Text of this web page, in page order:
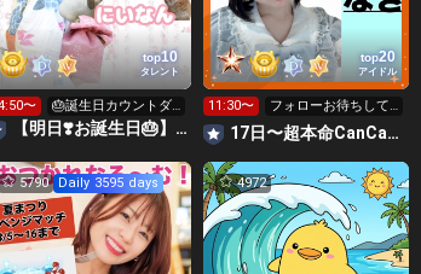
top10
タレント
〜
🎂誕生日カウントダ
ウン🎂
【明日❣️お誕生日🎂】長谷川新奈🐰🥕
top20
アイドル
11:30〜
フォローお待ちして
おります！！
17日〜超本命CanCamリベンジ超ガチ🔥柳瀬なぎ🍭🍩
5790 Daily 3595 days 4972